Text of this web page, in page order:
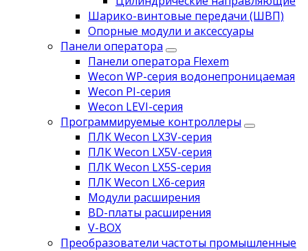
Шарико-винтовые передачи (ШВП)
Опорные модули и аксессуары
Панели оператора
Панели оператора Flexem
Wecon WP-серия водонепроницаемая
Wecon PI-серия
Wecon LEVI-серия
Программируемые контроллеры
ПЛК Wecon LX3V-серия
ПЛК Wecon LX5V-серия
ПЛК Wecon LX5S-серия
ПЛК Wecon LX6-серия
Модули расширения
BD-платы расширения
V-BOX
Преобразователи частоты промышленные